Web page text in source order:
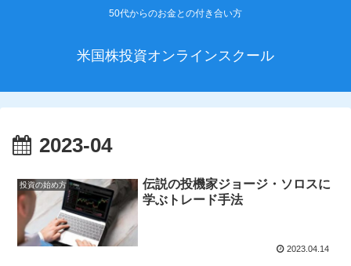
50代からのお金との付き合い方
米国株投資オンラインスクール
2023-04
投資の始め方
伝説の投機家ジョージ・ソロスに
学ぶトレード手法
2023.04.14